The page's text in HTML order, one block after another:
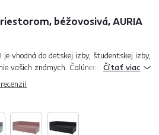
béžovosivá, AURIA
recenzií
vhodná do detskej izby, študentskej izby,
vašich známych. Čalúnená je béžovosivou
na dotyk, ľahko...
Čítať viac